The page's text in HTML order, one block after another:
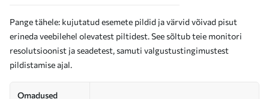
Pange tähele: kujutatud esemete pildid ja värvid võivad pisut
erineda veebilehel olevatest piltidest. See sõltub teie monitori
resolutsioonist ja seadetest, samuti valgustustingimustest
pildistamise ajal.
Omadused